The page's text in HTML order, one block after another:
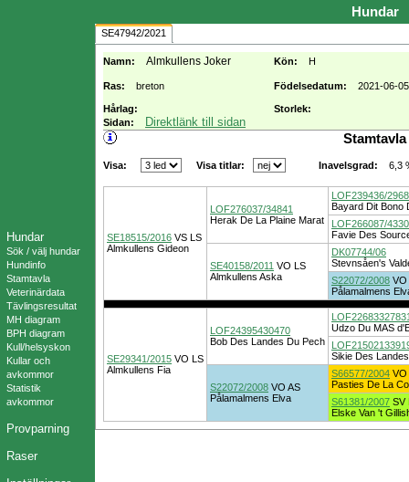
Hundar
Sök / välj hundar
Hundinfo
Stamtavla
Veterinärdata
Tävlingsresultat
MH diagram
BPH diagram
Kull/helsyskon
Kullar och
avkommor
Statistik
avkommor
Provparning
Raser
Hundar
SE47942/2021
Namn: Almkullens Joker Kön: H
Ras: breton Födelsedatum: 2021-06-05
Hårlag:
Storlek:
Sidan:
Direktlänk till sidan
Stamtavla
Visa: Visa titlar: Inavelsgrad: 6,3
SE18515/2016 VS LS
Almkullens Gideon
LOF276037/34841
Herak De La Plaine Marat
LOF239436/
Bayard Dit Bono
LOF266087/
Favie Des
SE40158/2011 VO LS
Almkullens Aska
DK07744/06
Stevnsåen's
S22072/2008 VO
Pålamalmens
SE29341/2015 VO LS
Almkullens Fia
LOF24395430470
Bob Des Landes Du Pech
Udzo Du MAS
Sikie Des
S22072/2008 VO AS
Pålamalmens Elva
S66577/2004 VO
Pasties De La
S61381/2007 SV
Elske Van 't